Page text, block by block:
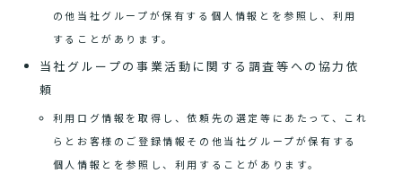
の他当社グループが保有する個人情報とを参照し、利用
することがあります。
当社グループの事業活動に関する調査等への協力依
頼
利用ログ情報を取得し、依頼先の選定等にあたって、これ
らとお客様のご登録情報その他当社グループが保有する
個人情報とを参照し、利用することがあります。